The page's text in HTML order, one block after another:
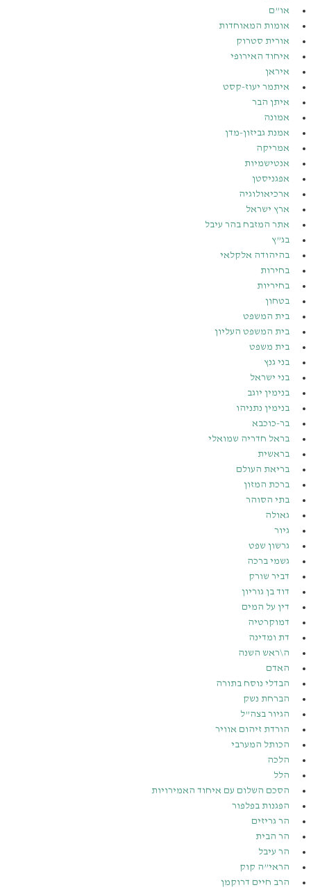
או”ם
אומות המאוחדות
אורית סטרוק
איחוד האירופי
איראן
איתמר יעוז-קסט
איתן הבר
אמונה
אמנת גביזון-מדן
אמריקה
אנטישמיות
אפגניסטן
ארכיאולוגיה
ארץ ישראל
אתר המזבח בהר עיבל
בג”ץ
בהיהודה אלקלאי
בחירות
בחיריות
בטחון
בית המשפט
בית המשפט העליון
בית משפט
בני גנץ
בני ישראל
בנימין יוגב
בנימין נתניהו
בר-כוכבא
בראל חדריה שמואלי
בראשית
בריאת העולם
ברכת המזון
בתי הסוהר
גאולה
גיור
גרשון שפט
גשמי ברכה
דביר שורק
דוד בן גוריון
דין על המים
דמוקרטיה
דת ומדינה
ה\ראש השנה
האדם
הבדלי נוסח בתורה
הברחת נשק
הגיור בצה”ל
הורדת זיהום אוויר
הכותל המערבי
הלכה
הלל
הסכם השלום עם איחוד האמירויות
הפגנות בפלפור
הר גריזים
הר הבית
הר עיבל
הראי”ה קוק
הרב חיים דרוקמן